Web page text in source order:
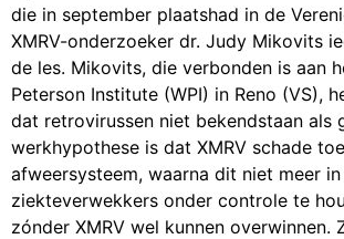
die in september plaatshad in de
XMRV-onderzoeker dr. Judy Mikovits
de les. Mikovits, die verbonden is aan
Peterson Institute (WPI) in Reno (VS),
dat retrovirussen niet bekendstaan als
werkhypothese is dat XMRV schade
afweersysteem, waarna dit niet meer
ziekte­verwekkers onder controle te
zónder XMRV wel kunnen overwinnen.